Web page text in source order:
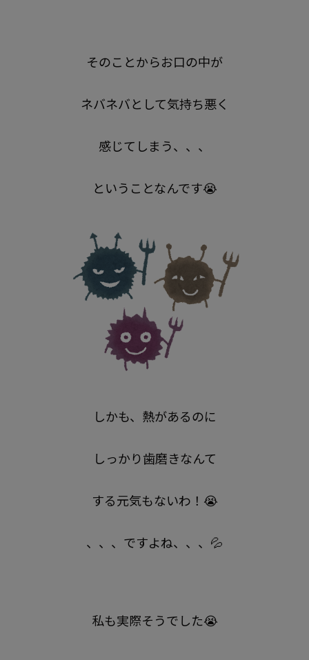
そのことからお口の中が
ネバネバとして気持ち悪く
感じてしまう、、、
ということなんです😭
しかも、熱があるのに
しっかり歯磨きなんて
する元気もないわ！😭
、、、ですよね、、、💦
私も実際そうでした😭